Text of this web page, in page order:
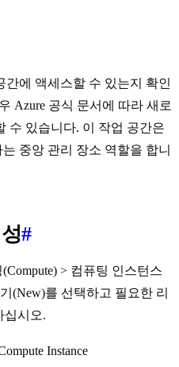
간에 액세스할 수 있는지 확인
Azure 공식 문서에 따라 새로
수 있습니다. 이 작업 공간은
중앙 관리 장소 역할을 합니
#
> 컴퓨팅 인스턴스
(New)를 선택하고 필요한 리
십시오.